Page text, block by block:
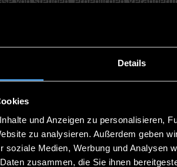
Details
und Anzeigen zu personalisieren,
zu analysieren. Außerdem geben
soziale Medien, Werbung und Analysen
zusammen, die Sie ihnen
Thema Finanzierung oder die
Weise ausgesetzt: Neben
Know-how, um
Rüstzeugs. Zum
großen Anteil im Studium
unverbindlichen